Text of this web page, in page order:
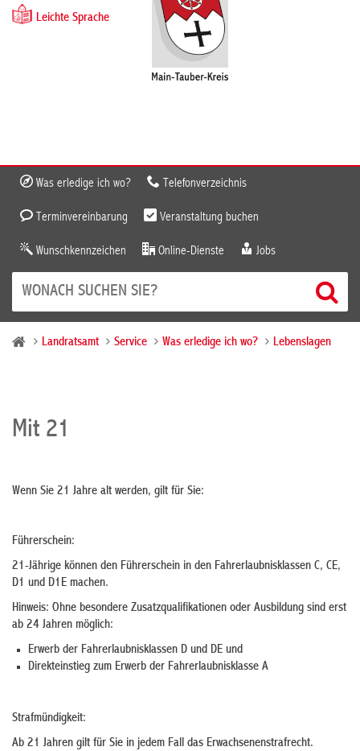
Leichte Sprache
Was erledige ich wo? Telefonverzeichnis
Terminvereinbarung Veranstaltung buchen
Wunschkennzeichen Online-Dienste Jobs
Landratsamt Service Was erledige ich wo? Lebenslagen
Mit 21
Wenn Sie 21 Jahre alt werden, gilt für Sie:
Führerschein:
21-Jährige können den Führerschein in den Fahrerlaubnisklassen C, CE,
D1 und D1E machen.
Hinweis: Ohne besondere Zusatzqualifikationen oder Ausbildung sind erst
ab 24 Jahren möglich:
Erwerb der Fahrerlaubnisklassen D und DE und
Direkteinstieg zum Erwerb der Fahrerlaubnisklasse A
Strafmündigkeit:
Ab 21 Jahren gilt für Sie in jedem Fall das Erwachsenenstrafrecht.